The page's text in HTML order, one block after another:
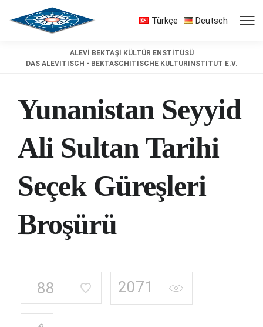
Türkçe Deutsch
ALEVİ BEKTAŞİ KÜLTÜR ENSTİTÜSÜ
DAS ALEVITISCH - BEKTASCHITISCHE KULTURINSTITUT E.V.
Yunanistan Seyyid
Ali Sultan Tarihi
Seçek Güreşleri
Broşürü
88 2071